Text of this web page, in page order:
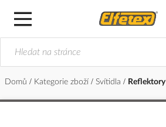
Domů Kategorie zboží Svítidla Reflektory